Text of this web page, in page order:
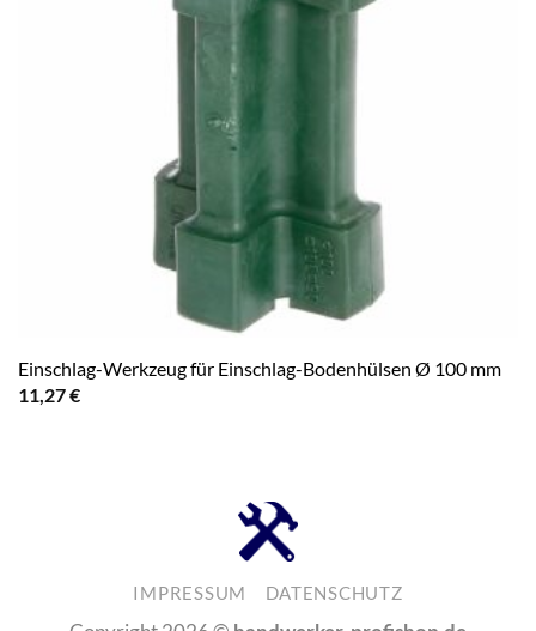
Einschlag-Werkzeug für Einschlag-Bodenhülsen Ø 100 mm
11,27€
IMPRESSUM DATENSCHUTZ